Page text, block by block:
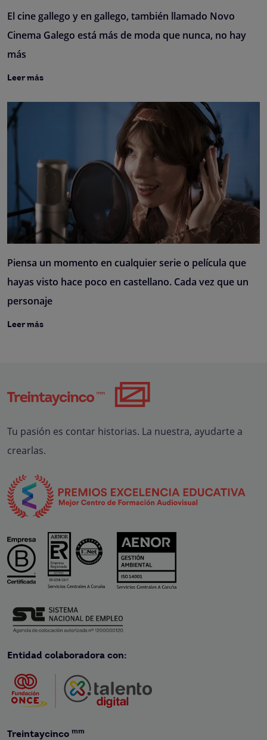
El cine gallego y en gallego, también llamado Novo
Cinema Galego está más de moda que nunca, no hay
más
Leer más
Piensa un momento en cualquier serie o película que
hayas visto hace poco en castellano. Cada vez que un
personaje
Leer más
Tu pasión es contar historias. La nuestra, ayudarte a
crearlas.
Entidad colaboradora con:
Treintaycinco mm